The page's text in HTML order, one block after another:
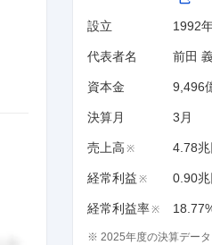
設立 1992
代表者名 前田
資本金 9,496
決算月 3月
売上高 ※ 4.78兆
経常利益 ※ 0.90兆
経常利益率※
※ 2025年度の決算デー